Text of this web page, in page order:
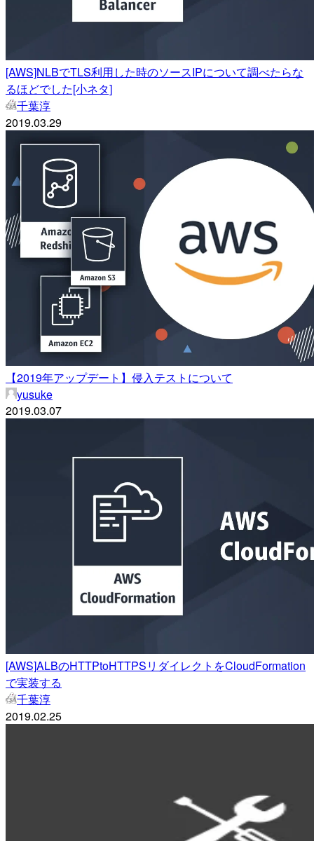
[AWS]NLBでTLS利用した時のソースIPについて調べたらな
るほどでした[小ネタ]
千葉淳
2019.03.29
【2019年アップデート】侵入テストについて
yusuke
2019.03.07
[AWS]ALBのHTTPtoHTTPSリダイレクトをCloudFormation
で実装する
千葉淳
2019.02.25